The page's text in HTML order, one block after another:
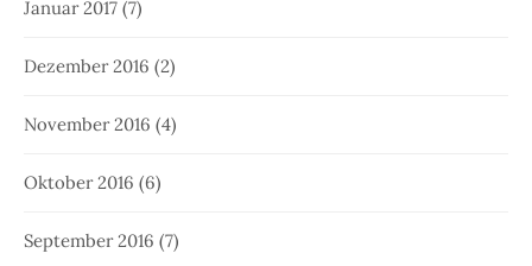
Januar 2017 (7)
Dezember 2016 (2)
November 2016 (4)
Oktober 2016 (6)
September 2016 (7)